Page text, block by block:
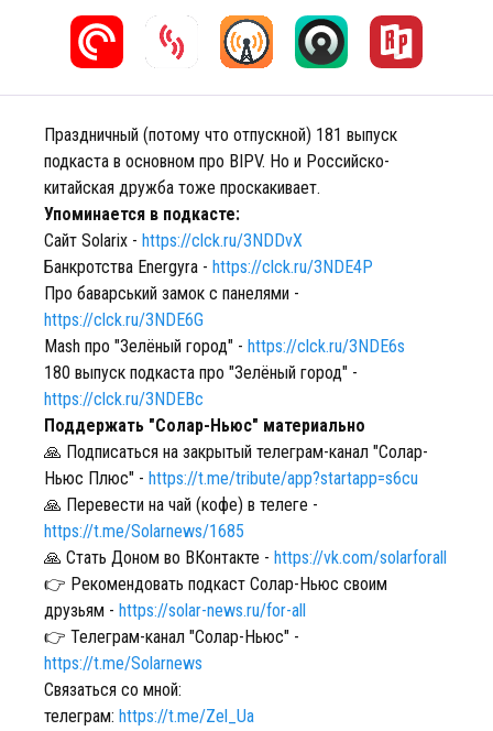
Праздничный (потому что отпускной) 181 выпуск
подкаста в основном про BIPV. Но и Российско-
китайская дружба тоже проскакивает.
Упоминается в подкасте:
Сайт Solarix - https://clck.ru/3NDDvX
Банкротства Energyra - https://clck.ru/3NDE4P
Про баварський замок с панелями -
https://clck.ru/3NDE6G
Mash про "Зелёный город" - https://clck.ru/3NDE6s
180 выпуск подкаста про "Зелёный город" -
https://clck.ru/3NDEBc
Поддержать "Солар-Ньюс" материально
🙏 Подписаться на закрытый телеграм-канал "Солар-
Ньюс Плюс" - https://t.me/tribute/app?startapp=s6cu
🙏 Перевести на чай (кофе) в телеге -
https://t.me/Solarnews/1685
🙏 Стать Доном во ВКонтакте - https://vk.com/solarforall
👉 Рекомендовать подкаст Солар-Ньюс своим
друзьям - https://solar-news.ru/for-all
👉 Телеграм-канал "Солар-Ньюс" -
https://t.me/Solarnews
Связаться со мной:
телеграм: https://t.me/Zel_Ua